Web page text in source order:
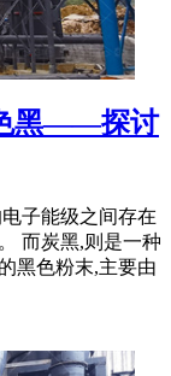
黑——探讨
子能级之间存在
而炭黑,则是一种
黑色粉末,主要由